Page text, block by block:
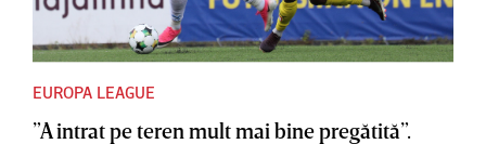
EUROPA LEAGUE
”A intrat pe teren mult mai bine pregătită”.